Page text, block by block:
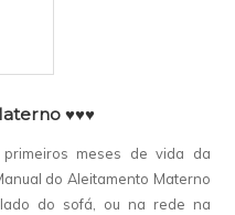
♥♥♥
meses de vida da
do Aleitamento Materno
do sofá, ou na rede na